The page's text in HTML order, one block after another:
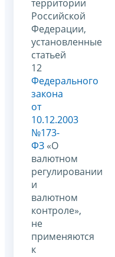
территории
Российской
Федерации,
установленные
статьей
12
Федерального
закона
от
10.12.2003
№173-
ФЗ «О
валютном
регулировании
и
валютном
контроле»,
не
применяются
к